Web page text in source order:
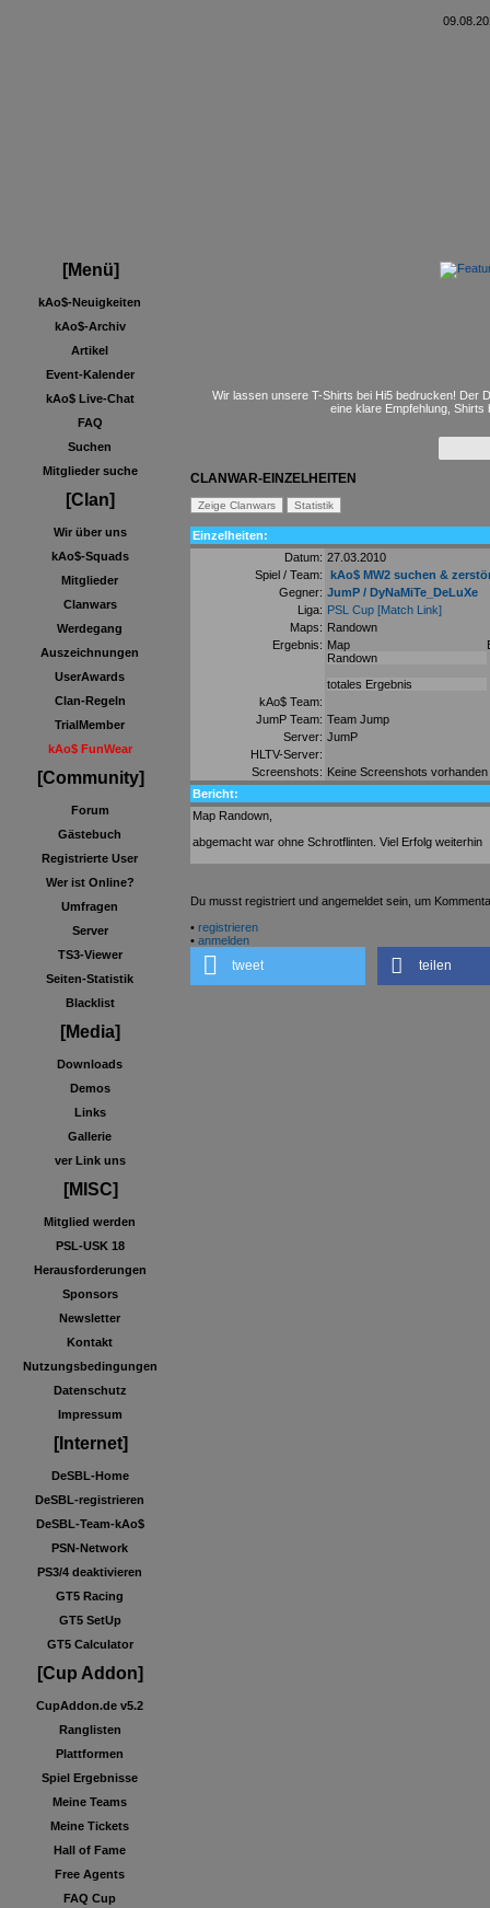
[Menü]
kAo$-Neuigkeiten
kAo$-Archiv
Artikel
Event-Kalender
kAo$ Live-Chat
FAQ
Suchen
Mitglieder suche
[Clan]
Wir über uns
kAo$-Squads
Mitglieder
Clanwars
Werdegang
Auszeichnungen
UserAwards
Clan-Regeln
TrialMember
kAo$ FunWear
[Community]
Forum
Gästebuch
Registrierte User
Wer ist Online?
Umfragen
Server
TS3-Viewer
Seiten-Statistik
Blacklist
[Media]
Downloads
Demos
Links
Gallerie
ver Link uns
[MISC]
Mitglied werden
PSL-USK 18
Herausforderungen
Sponsors
Newsletter
Kontakt
Nutzungsbedingungen
Datenschutz
Impressum
[Internet]
DeSBL-Home
DeSBL-registrieren
DeSBL-Team-kAo$
PSN-Network
PS3/4 deaktivieren
GT5 Racing
GT5 SetUp
GT5 Calculator
[Cup Addon]
CupAddon.de v5.2
Ranglisten
Plattformen
Spiel Ergebnisse
Meine Teams
Meine Tickets
Hall of Fame
Free Agents
FAQ Cup
Wir lassen unsere T-Shirts bei Hi5 bedrucken! Der
eine klare Empfehlung,
CLANWAR-EINZELHEITEN
Einzelheiten:
Datum: 27.03.2010
Spiel / Team:
kAo$ MW2 suchen &
Gegner: JumP / DyNaMiTe_DeLuXe
Liga: PSL Cup [Match Link]
Maps: Randown
Ergebnis: Map
Randown
totales Ergebnis
kAo$ Team:
JumP Team: Team Jump
Server: JumP
HLTV-Server:
Screenshots: Keine Screenshots vorhanden
Bericht:
Map Randown,
abgemacht war ohne Schrotflinten. Viel Erfolg weiterhin
Du musst registriert und angemeldet sein, um
• registrieren
• anmelden
tweet teilen